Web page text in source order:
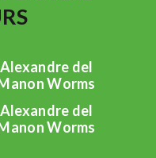
del
Worms
del
Worms